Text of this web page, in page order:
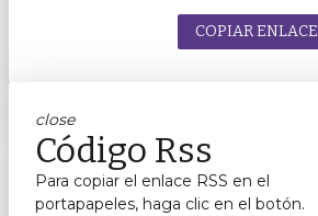
COPIAR ENLACE
close
Código Rss
Para copiar el enlace RSS en el
portapapeles, haga clic en el botón.